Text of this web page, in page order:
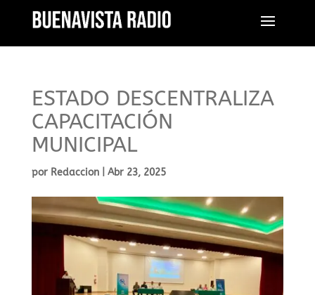
ESTADO DESCENTRALIZA
CAPACITACIÓN
MUNICIPAL
por Redaccion| Abr 23, 2025